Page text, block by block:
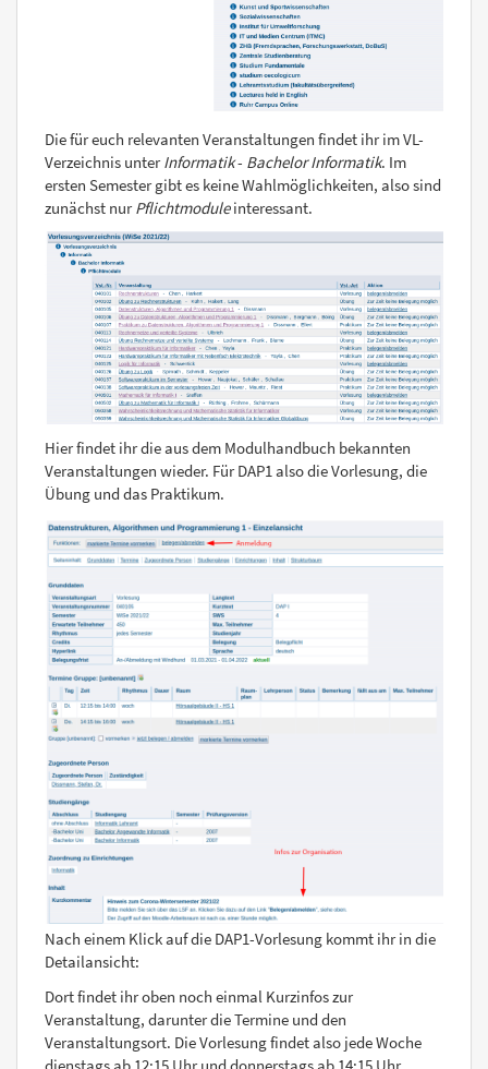
Die für euch relevanten Veranstaltungen findet ihr im VL-
Verzeichnis unterInformatik- Bachelor Informatik. Im
ersten Semester gibt es keine Wahlmöglichkeiten, also sind
zunächst nurPflichtmoduleinteressant.
Hier findet ihr die aus dem Modulhandbuch bekannten
Veranstaltungen wieder. Für DAP1 also die Vorlesung, die
Übung und das Praktikum.
Nach einem Klick auf die DAP1-Vorlesung kommt ihr in die
Detailansicht:
Dort findet ihr oben noch einmal Kurzinfos zur
Veranstaltung, darunter die Termine und den
Veranstaltungsort. Die Vorlesung findet also jede Woche